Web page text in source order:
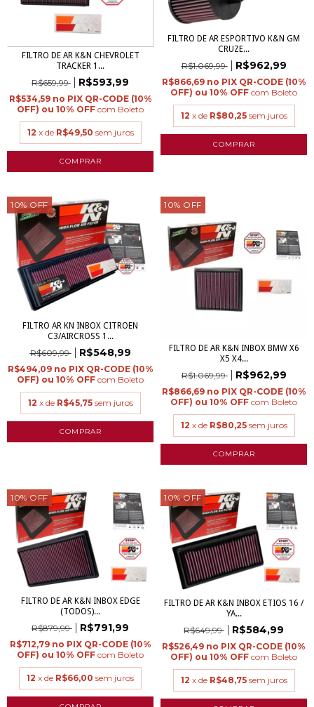
FILTRO DE AR K&N CHEVROLET
TRACKER 1...
R$659,99 R$593,99
R$534,59
com Boleto
12 x de R$49,50 sem juros
FILTRO DE AR ESPORTIVO K&N GM
CRUZE...
R$1.069,99 R$962,99
R$866,69
com Boleto
12 x de R$80,25 sem juros
10% OFF
FILTRO AR KN INBOX CITROEN
C3/AIRCROSS 1...
R$609,99 R$548,99
R$494,09
com Boleto
12 x de R$45,75 sem juros
10% OFF
FILTRO DE AR K&N INBOX BMW X6
X5 X4...
R$1.069,99 R$962,99
R$866,69
com Boleto
12 x de R$80,25 sem juros
10%OFF
FILTRO DE AR K&N INBOX EDGE
(TODOS)...
R$879,99 R$791,99
R$712,79
com Boleto
12 x de R$66,00 sem juros
10%OFF
FILTRO DE AR K&N INBOX ETIOS 16 /
YA...
R$649,99 R$584,99
R$526,49
com Boleto
12 x de R$48,75 sem juros